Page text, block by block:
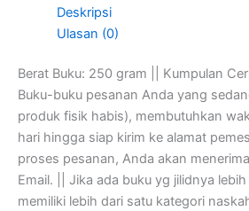
Deskripsi
Ulasan (0)
Berat Buku: 250 gram || Kumpulan
Buku-buku pesanan Anda yang
produk fisik habis), membutuhkan
hari hingga siap kirim ke alamat
proses pesanan, Anda akan
Email. || Jika ada buku yg jilidnya
memiliki lebih dari satu kategori